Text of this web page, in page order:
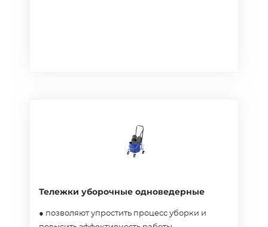
Тележки уборочные одноведерные
● позволяют упростить процесс уборки и